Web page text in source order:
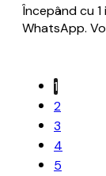
Începând cu
WhatsApp.
1
2
3
4
5